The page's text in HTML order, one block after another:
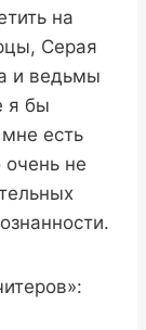
на
Серая
и ведьмы
я бы
есть
не